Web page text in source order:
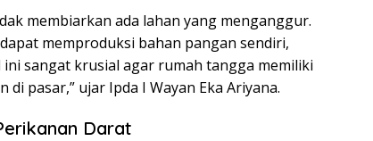
membiarkan ada lahan yang menganggur.
memproduksi bahan pangan sendiri,
sangat krusial agar rumah tangga memiliki
pasar,” ujar Ipda I Wayan Eka Ariyana.
Darat